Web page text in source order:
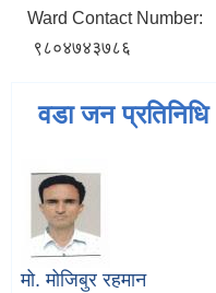
Ward Contact Number:
९८०४७४३७८६
वडा जन प्रतिनिधि
मो. मोजिबुर रहमान